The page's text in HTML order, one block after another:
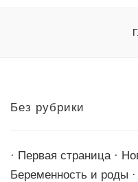
Без рубрики
· Первая страница ·
Беременность и роды